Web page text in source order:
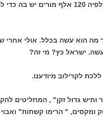
ומה עם שרת החינוך? הרי רק האיבה שמגלים
מה הוא עשה בכלל. אולי אחרי
עשה. ישראל כץ? מי זה?
לקרילוב מיודענו.
גדול זקן" , המחליטים
ומקסים, " הרימו קשתות"